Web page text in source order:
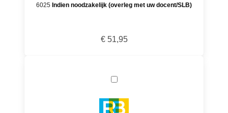
6025 Indien noodzakelijk (overleg met uw docent/SLB)
€ 51,95